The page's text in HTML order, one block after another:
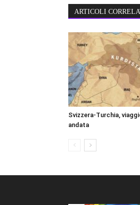
ARTICOLI
Svizzera-Turchia,
andata